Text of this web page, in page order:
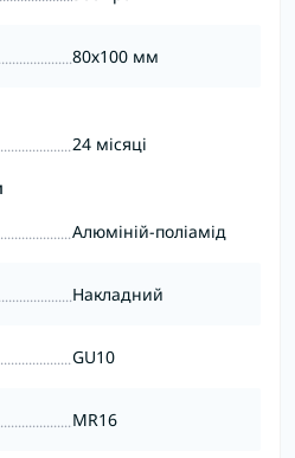
80х100 мм
24 місяці
Алюміній-поліамід
Накладний
GU10
MR16